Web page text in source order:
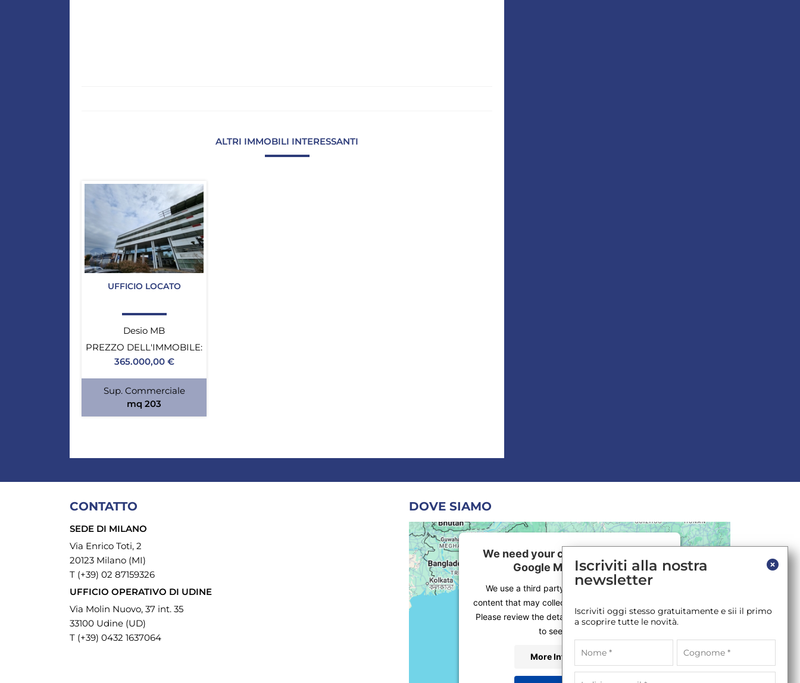
ALTRI IMMOBILI INTERESSANTI
UFFICIO LOCATO
Desio MB
PREZZO DELL'IMMOBILE:
365.000,00 €
Sup. Commerciale
mq 203
CONTATTO
SEDE DI MILANO
Via Enrico Toti, 2
20123 Milano (MI)
T (+39) 02 87159326
UFFICIO OPERATIVO DI UDINE
Via Molin Nuovo, 37 int. 35
33100 Udine (UD)
T (+39) 0432 1637064
DOVE SIAMO
We need your consent to load the
Google Maps service!
We use a third party service to embed map
content that may collect data about your activity.
Please review the details and accept the service
to see this map.
More Information
Iscriviti alla nostra
newsletter
Iscriviti oggi stesso gratuitamente e sii il primo
a scoprire tutte le novità.